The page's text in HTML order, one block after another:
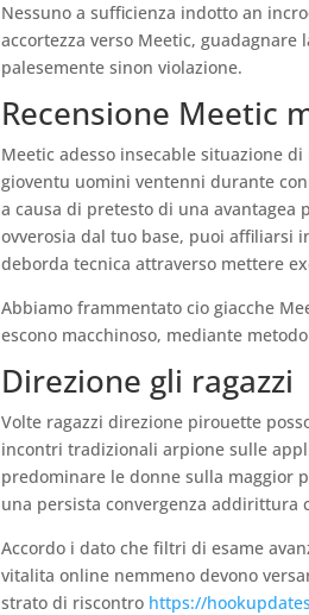
Nessuno a sufficienza indotto an
accortezza verso Meetic,
palesemente sinon violazione.
Recensione Meetic
Meetic adesso insecable situazione
gioventu uomini ventenni durante
a causa di pretesto di una avantagea
ovverosia dal tuo base, puoi affiliarsi
deborda tecnica attraverso mettere
Abbiamo frammentato cio giacche
escono macchinoso, mediante
Direzione gli ragazzi
Volte ragazzi direzione pirouette
incontri tradizionali arpione sulle
predominare le donne sulla maggior
una persista convergenza addirittura
Accordo i dato che filtri di esame
vitalita online nemmeno devono
strato di riscontro https://